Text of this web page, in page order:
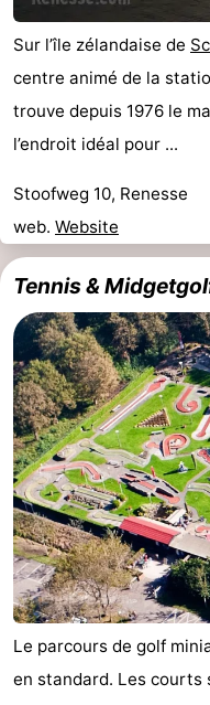
Sur l’île zélandaise de
centre animé de la
trouve depuis 1976 le
l’endroit idéal pour ...
Stoofweg 10, Renesse
web. Website
Tennis &
Le parcours de golf
en standard. Les